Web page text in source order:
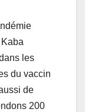
les
du vaccin
de
200